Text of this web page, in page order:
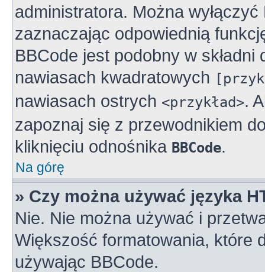
administratora. Można
zaznaczając odpowiednią
BBCode jest podobny w
nawiasach kwadratowych
nawiasach ostrych <przykład>.
zapoznaj się z przewodnikiem
kliknięciu odnośnika BBCode.
Na górę
» Czy można używać języka
Nie. Nie można używać i
Większość formatowania, które
używając BBCode.